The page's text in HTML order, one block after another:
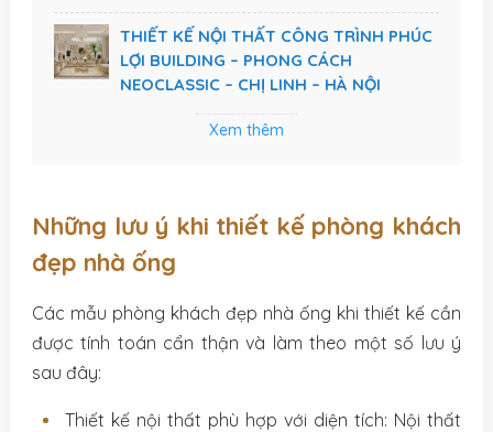
THIẾT KẾ NỘI THẤT CÔNG TRÌNH PHÚC
LỢI BUILDING – PHONG CÁCH
NEOCLASSIC – CHỊ LINH – HÀ NỘI
Xem thêm
Những lưu ý khi thiết kế phòng khách
đẹp nhà ống
Các mẫu phòng khách đẹp nhà ống khi thiết kế cần
được tính toán cẩn thận và làm theo một số lưu ý
sau đây:
Thiết kế nội thất phù hợp với diện tích: Nội thất